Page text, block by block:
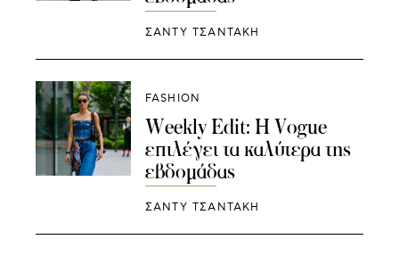
ΣΑΝΤΥ ΤΣΑΝΤΑΚΗ
FASHION
Weekly Edit: Η Vogue
επιλέγει τα καλύτερα της
εβδομάδας
ΣΑΝΤΥ ΤΣΑΝΤΑΚΗ